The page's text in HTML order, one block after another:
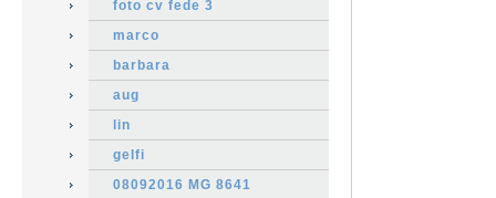
foto cv fede 3
marco
barbara
aug
lin
gelfi
08092016 MG 8641